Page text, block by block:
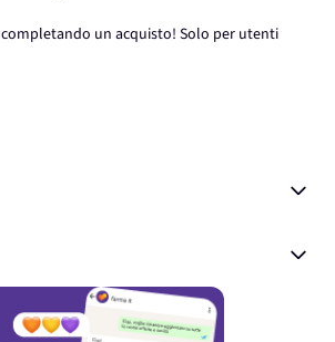
completando un acquisto! Solo per utenti